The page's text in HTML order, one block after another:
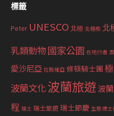
標籤
Peter UNESCO 北極 北極熊 北
乳類動物國家公園 在地行者
愛沙尼亞 拉脫維亞 條頓騎士團
波蘭文化波蘭旅遊 波
程 瑞士 瑞士旅遊 瑞士節慶 生態博士